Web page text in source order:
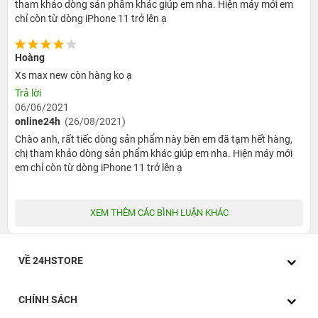
khác biệt lớn. Tối đa có thể duy trì sống ở 1,2 mét nước
trong 30 phút.
IPhone XS Max có kích thước tương đương iPhone 8
thiết kế và kích thước của những chiếc điện thoại 8 Plus.
6.5 inch, mọi thứ thay đổi và thiết kế ván lướt sóng
tham khảo dòng sản phẩm khác giúp em nha. Hiện máy mới em
chỉ còn từ dòng iPhone 11 trở lên ạ
Hoàng
Xs max new còn hàng ko ạ
Trả lời
06/06/2021
online24h (26/08/2021)
Chào anh, rất tiếc dòng sản phẩm này bên em đã tạm hết hàng,
chị tham khảo dòng sản phẩm khác giúp em nha. Hiện máy mới
em chỉ còn từ dòng iPhone 11 trở lên ạ
XEM THÊM CÁC BÌNH LUẬN KHÁC
VỀ 24HSTORE
CHÍNH SÁCH